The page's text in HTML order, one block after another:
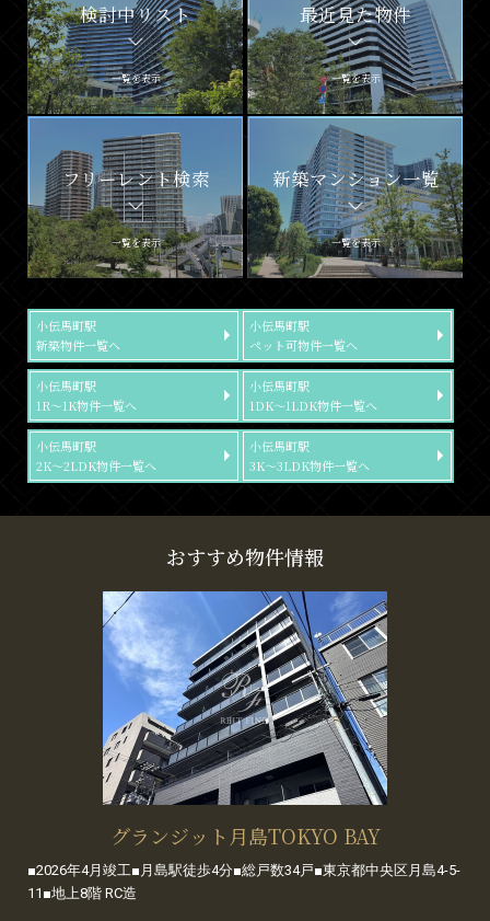
検討中リスト
一覧を表示
最近見た物件
一覧を表示
フリーレント検索
一覧を表示
新築マンション一覧
一覧を表示
小伝馬町駅
新築物件一覧へ
小伝馬町駅
ペット可物件一覧へ
小伝馬町駅
1R～1K物件一覧へ
小伝馬町駅
1DK～1LDK物件一覧へ
小伝馬町駅
2K～2LDK物件一覧へ
小伝馬町駅
3K～3LDK物件一覧へ
おすすめ物件情報
グランジット月島TOKYO BAY
■2026年4月竣工■月島駅徒歩4分■総戸数34戸■東京都中央区月島4-5-
11■地上8階 RC造